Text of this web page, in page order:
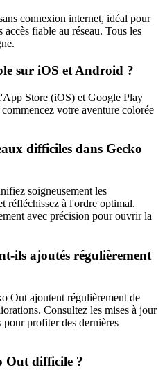
connexion internet, idéal pour
accès fiable au réseau. Tous les
sur iOS et Android ?
Store (iOS) et Google Play
votre aventure colorée
difficiles dans Gecko
soigneusement les
réfléchissez à l'ordre optimal.
avec précision pour ouvrir la
ils ajoutés régulièrement
Out ajoutent régulièrement de
Consultez les mises à jour
profiter des dernières
Out difficile ?